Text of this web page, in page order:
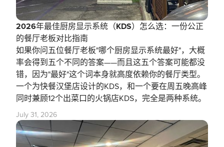
2026年最佳厨房显示系统（KDS）怎么选：一份公正
的餐厅老板对比指南
如果你问五位餐厅老板"哪个厨房显示系统最好"，大概
率会得到五个不同的答案——而且这五个答案可能都没
错，因为"最好"这个词本身就高度依赖你的餐厅类型。
一个为快餐汉堡店设计的KDS，和一个要在周五晚高峰
同时兼顾12个出菜口的火锅店KDS，完全是两种系统。
July 31, 2026